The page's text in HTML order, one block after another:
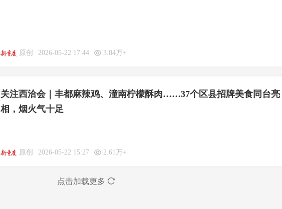
原创 2026-05-22 17:44 3.84万+
关注西洽会｜丰都麻辣鸡、潼南柠檬酥肉……37个区县招牌美食同台亮
相，烟火气十足
原创 2026-05-22 15:27 2.61万+
点击加载更多